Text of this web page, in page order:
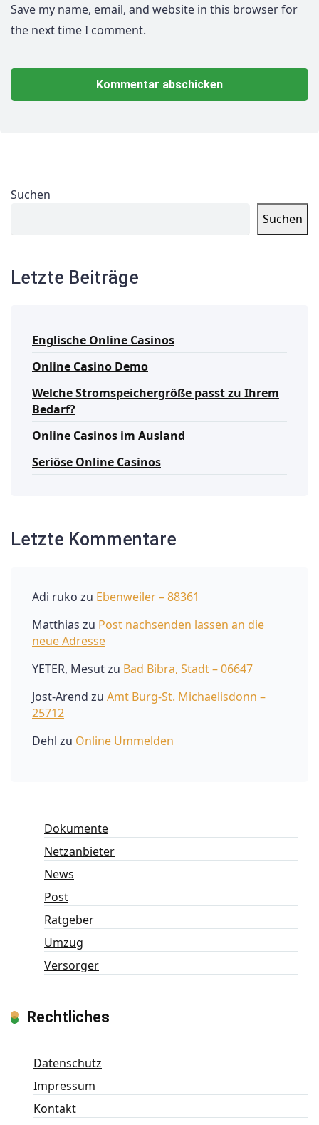
Save my name, email, and website in this browser for
the next time I comment.
Suchen
Suchen
Letzte Beiträge
Englische Online Casinos
Online Casino Demo
Welche Stromspeichergröße passt zu Ihrem
Bedarf?
Online Casinos im Ausland
Seriöse Online Casinos
Letzte Kommentare
Adi ruko zu Ebenweiler – 88361
Matthias zu Post nachsenden lassen an die
neue Adresse
YETER, Mesutzu Bad Bibra, Stadt – 06647
Jost-Arend zu Amt Burg-St. Michaelisdonn –
25712
Dehl zu Online Ummelden
Dokumente
Netzanbieter
News
Post
Ratgeber
Umzug
Versorger
Rechtliches
Datenschutz
Impressum
Kontakt